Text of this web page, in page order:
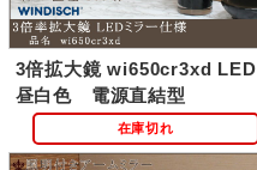
3倍拡大鏡 wi650cr3xd LED
昼白色 電源直結型
在庫切れ